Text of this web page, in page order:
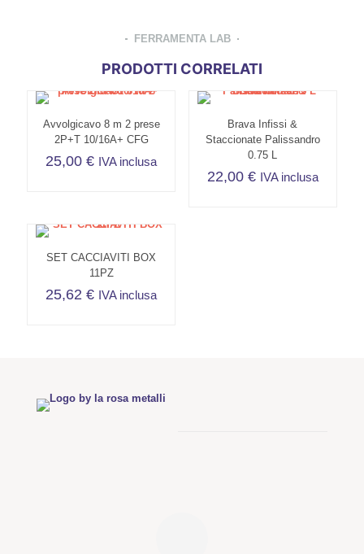
FERRAMENTA LAB
PRODOTTI CORRELATI
Avvolgicavo 8 m 2 prese
2P+T 10/16A+ CFG
25,00€ IVA inclusa
Brava Infissi &
Staccionate Palissandro
0.75 L
22,00 € IVA inclusa
SET CACCIAVITI BOX
11PZ
25,62€ IVA inclusa